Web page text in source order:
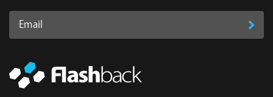
Email
ス
登